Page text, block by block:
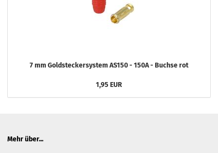
7 mm Goldsteckersystem AS150 - 150A - Buchse rot
1,95 EUR
Mehr über...